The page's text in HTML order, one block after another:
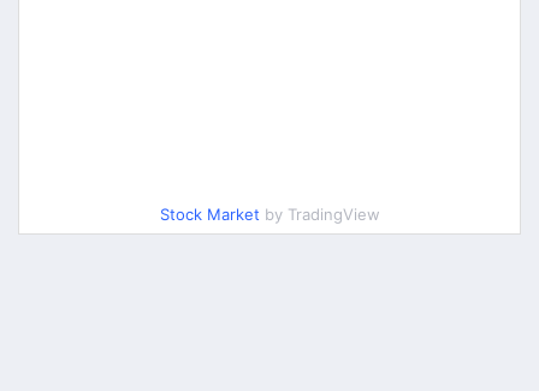
Stock Market by TradingView